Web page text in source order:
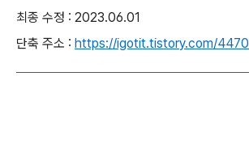
최종 수정 : 2023.06.01
단축 주소 : https://igotit.tistory.com/4470